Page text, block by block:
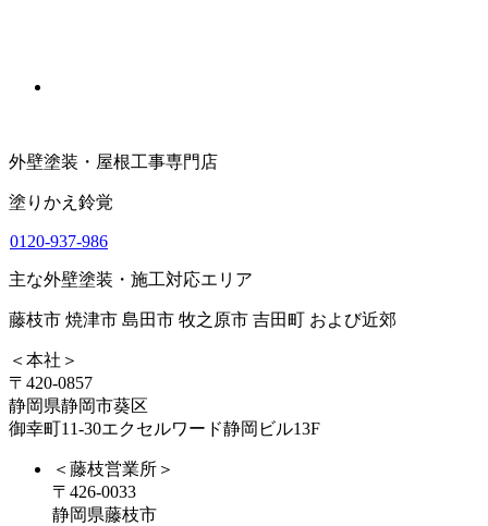
外壁塗装・屋根工事専門店
塗りかえ鈴覚
0120-937-986
主な外壁塗装・施工対応エリア
藤枝市 焼津市 島田市 牧之原市 吉田町 および近郊
＜本社＞
〒420-0857
静岡県静岡市葵区
御幸町11-30エクセルワード静岡ビル13F
＜藤枝営業所＞
〒426-0033
静岡県藤枝市